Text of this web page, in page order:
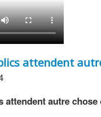
attendent
attendent autre